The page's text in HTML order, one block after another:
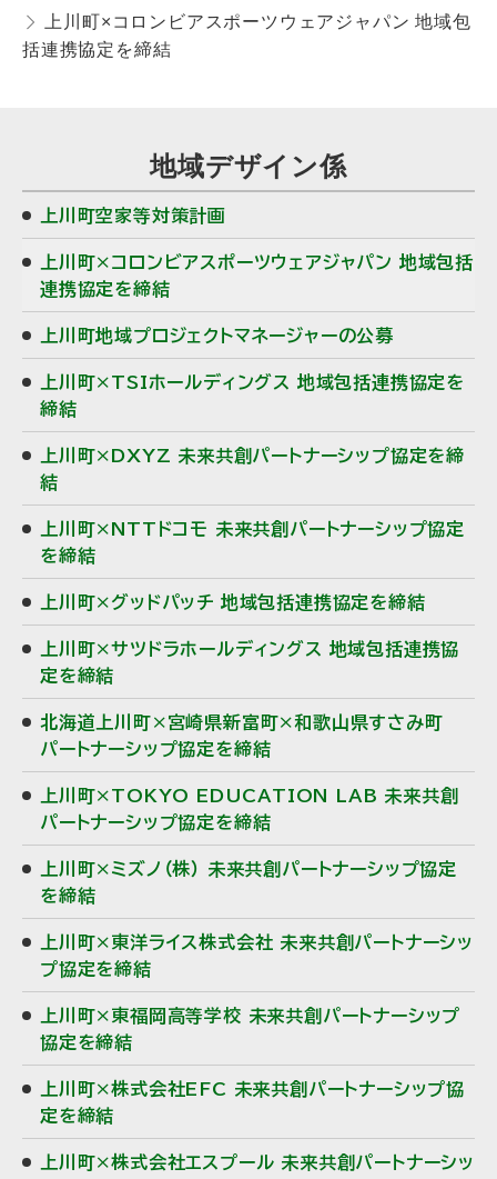
上川町×コロンビアスポーツウェアジャパン 地域包
括連携協定を締結
メ
ニ
ー
地域デザイン係
上川町空家等対策計画
上川町×コロンビアスポーツウェアジャパン 地域包括
連携協定を締結
上川町地域プロジェクトマネージャーの公募
上川町×TSIホールディングス 地域包括連携協定を
締結
上川町×DXYZ 未来共創パートナーシップ協定を締
結
上川町×NTTドコモ 未来共創パートナーシップ協定
を締結
上川町×グッドパッチ 地域包括連携協定を締結
上川町×サツドラホールディングス 地域包括連携協
定を締結
北海道上川町×宮崎県新富町×和歌山県すさみ町
パートナーシップ協定を締結
上川町×TOKYO EDUCATION LAB 未来共創
パートナーシップ協定を締結
上川町×ミズノ（株） 未来共創パートナーシップ協定
を締結
上川町×東洋ライス株式会社 未来共創パートナーシッ
プ協定を締結
上川町×東福岡高等学校 未来共創パートナーシップ
協定を締結
上川町×株式会社EFC 未来共創パートナーシップ協
定を締結
上川町×株式会社エスプール 未来共創パートナーシッ